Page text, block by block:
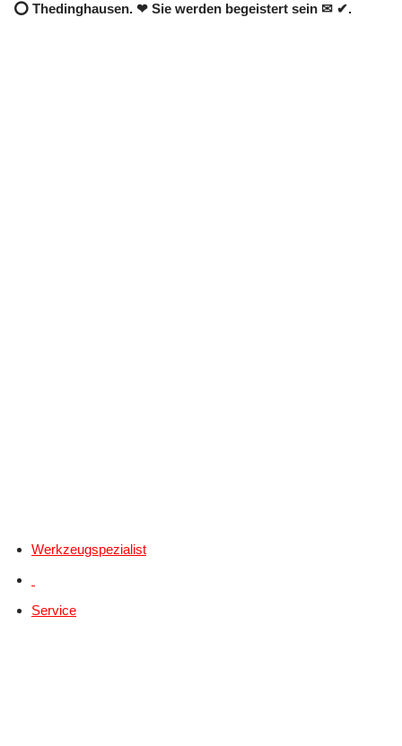
⭕ Thedinghausen. ❤ Sie werden begeistert sein ✉ ✔.
Werkzeugspezialist
Service